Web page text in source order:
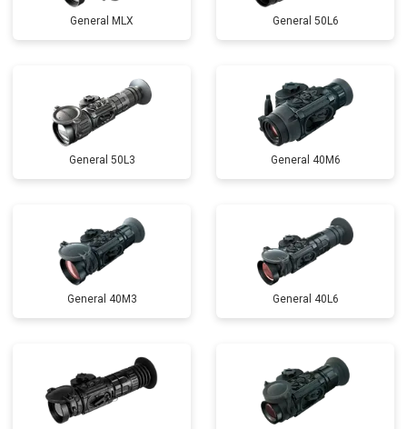
General MLX General 50L6
General 50L3 General 40M6
General 40M3 General 40L6